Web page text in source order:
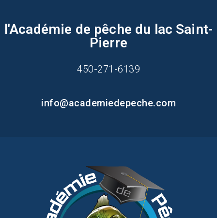
l'Académie de pêche du lac Saint-
Pierre
450-271-6139
info@academiedepeche.com